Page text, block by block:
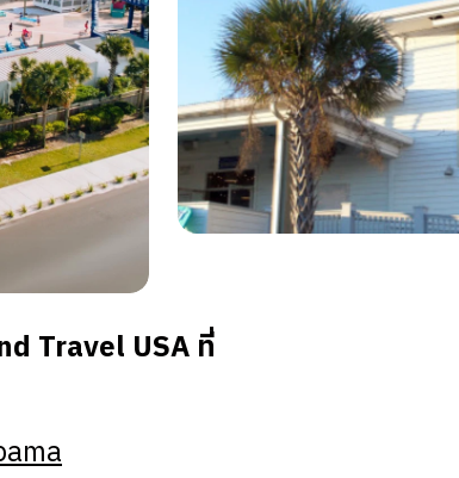
Travel USA ที่